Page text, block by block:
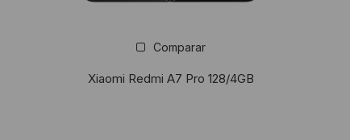
Comparar
Xiaomi Redmi A7 Pro 128/4GB